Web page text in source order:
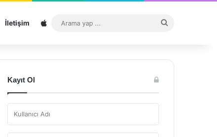
İletişim Sitemap
...
Kayıt Ol